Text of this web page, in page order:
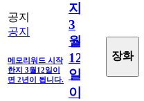
공지
공지
메모리워드 시작
한지 3월12일이
면 2년이 됩니다.
지
3
월
12
일
이
장화